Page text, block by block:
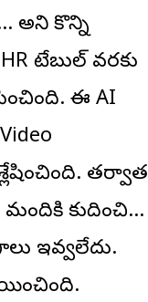
అని కొన్ని
టేబుల్ వరకు
ఈ AI
తర్వాత
మందికి కుదించి…
ఇవ్వలేదు.